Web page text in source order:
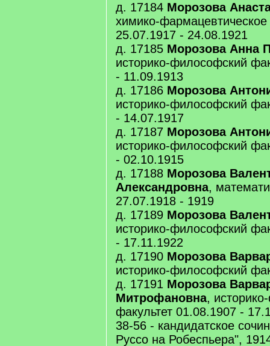
д. 17184 Морозова
химико-фармацевтическое
25.07.1917 - 24.08.1921
д. 17185 Морозова Анна
историко-философский
- 11.09.1913
д. 17186 Морозова
историко-философский
- 14.07.1917
д. 17187 Морозова
историко-философский
- 02.10.1915
д. 17188 Морозова
Александровна,
27.07.1918 - 1919
д. 17189 Морозова
историко-философский
- 17.11.1922
д. 17190 Морозова
историко-философский
д. 17191 Морозова
Митрофановна,
факультет 01.08.1907 -
38-56 - кандидатское
Руссо на Робеспьера",